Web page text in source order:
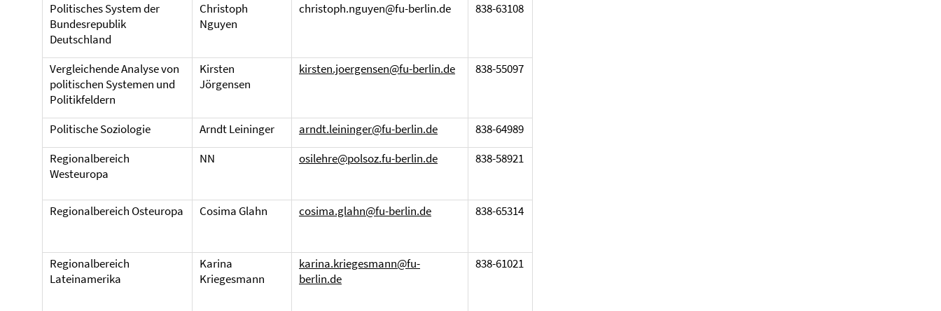
Politisches System der
Bundesrepublik
Deutschland
Christoph
Nguyen
christoph.nguyen@fu-berlin.de 838-63108
Vergleichende Analyse von
politischen Systemen und
Politikfeldern
Kirsten
Jörgensen
kirsten.joergensen@fu-berlin.de 838-55097
Politische Soziologie Arndt Leininger arndt.leininger@fu-berlin.de
838-64989
Regionalbereich
Westeuropa
NN osilehre@polsoz.fu-berlin.de 838-58921
Regionalbereich Osteuropa Cosima Glahn cosima.glahn@fu-berlin.de 838-65314
Regionalbereich
Lateinamerika
Karina
Kriegesmann
karina.kriegesmann@fu-
berlin.de
838-61021